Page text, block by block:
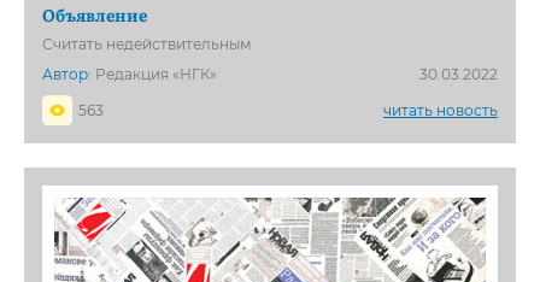
Объявление
Считать недействительным
Автор: Редакция «НГК»
30.03.2022
563
читать новость